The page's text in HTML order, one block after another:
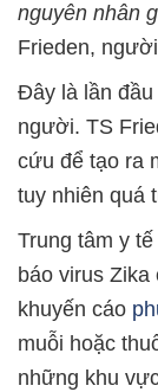
nguyên nhân
Frieden,
Đây là lần
người. TS
cứu để tạo ra
tuy nhiên quá
Trung tâm y
báo virus
khuyến cáo
muỗi hoặc
những khu